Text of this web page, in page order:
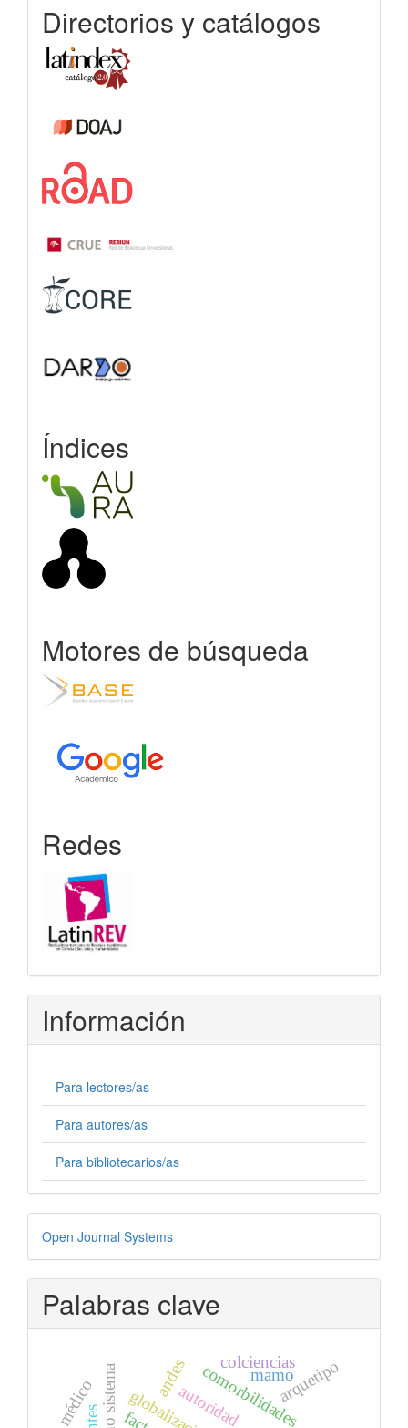
Directorios y catálogos
Índices
Motores de búsqueda
Redes
Información
Para lectores/as
Para autores/as
Para bibliotecarios/as
Desarrollado
por
Open Journal Systems
Palabras clave
comorbilidades
autoridad
arquetipo
médico andes colciencias
mamo